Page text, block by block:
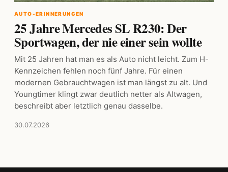
AUTO-ERINNERUNGEN
25 Jahre Mercedes SL R230: Der
Sportwagen, der nie einer sein wollte
Mit 25 Jahren hat man es als Auto nicht leicht. Zum H-
Kennzeichen fehlen noch fünf Jahre. Für einen
modernen Gebrauchtwagen ist man längst zu alt. Und
Youngtimer klingt zwar deutlich netter als Altwagen,
beschreibt aber letztlich genau dasselbe.
30.07.2026